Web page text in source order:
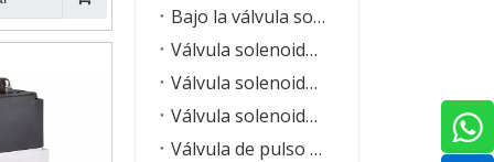
Bajo la válvula solenoide de agua
Válvula solenoide serie VX
Válvula solenoide de acero inoxidable para alta temperatura serie SLH
Válvula solenoide de máquina RO
Válvula de pulso del colector de polvo